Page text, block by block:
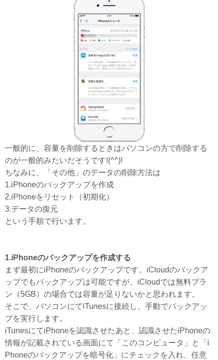
一般的に、容量を削除するときはパソコンの方で削除する
のが一般的みたいだそうです!(^^)!
ちなみに、「その他」のデータの削除方法は
1.iPhoneのバックアップを作成
2.iPhoneをリセット（初期化）
3.データの復元
という手順で行います。
1.iPhoneのバックアップを作成する
まず最初にiPhoneのバックアップです。iCloudのバックア
ップでもバックアップは可能ですが、iCloudでは無料プラ
ン（5GB）の場合では容量が足りないかと思われます。
そこで、パソコンにてiTunesに接続し、手動でバックアッ
プを実行します。
iTunesにてiPhoneを認識させたあと、認識させたiPhoneの
情報が記載されている画面にて「このコンピュータ」と「i
Phoneのバックアップを暗号化」にチェックを入れ、任意